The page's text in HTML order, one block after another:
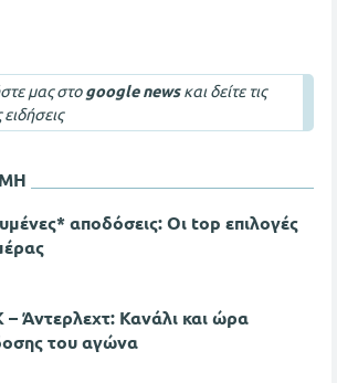
μας στοgoogle newsκαι δείτε τις
ειδήσεις
αποδόσεις: Οι top επιλογές
Άντερλεχτ: Κανάλι και ώρα
του αγώνα